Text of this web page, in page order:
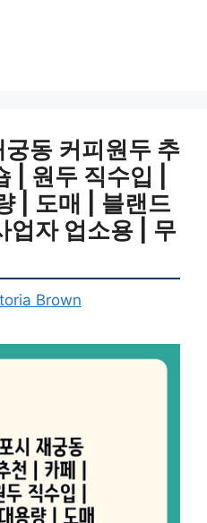
동 커피원두 추
| 원두 직수입 |
| 도매 | 블랜드
업자 업소용 | 무
Brown